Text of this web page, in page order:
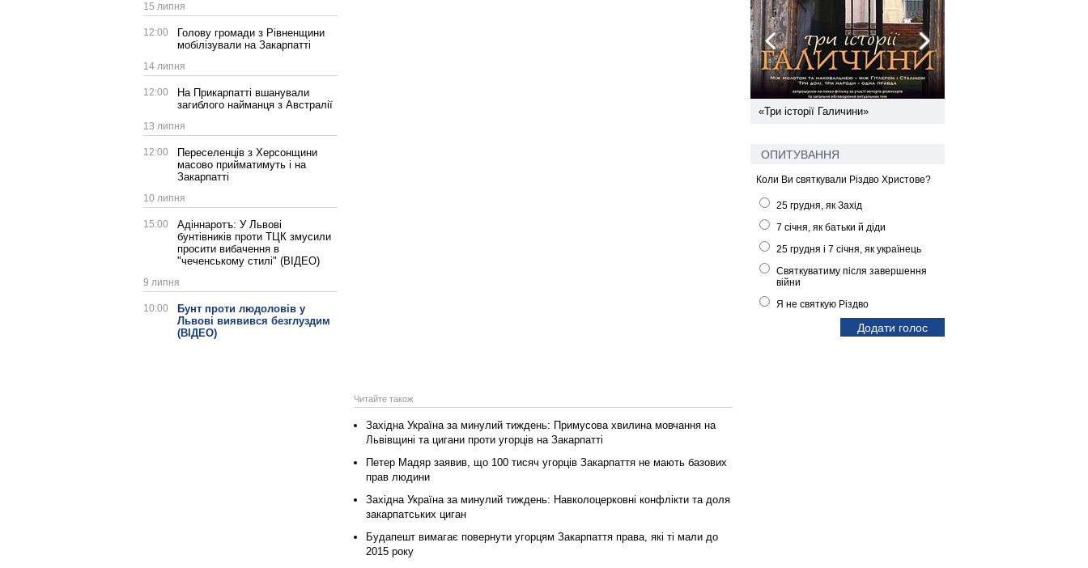
15 липня
12:00
Голову громади з Рівненщини
мобілізували на Закарпатті
14 липня
12:00
На Прикарпатті вшанували
загиблого найманця з Австралії
13 липня
12:00
Переселенців з Херсонщини
масово прийматимуть і на
Закарпатті
10 липня
15:00
Адіннаротъ: У Львові
бунтівників проти ТЦК змусили
просити вибачення в
"чеченському стилі" (ВІДЕО)
9 липня
10:00
Бунт проти людоловів у
Львові виявився безглуздим
(ВІДЕО)
Читайте також
Західна Україна за минулий тиждень: Примусова хвилина мовчання на
Львівщині та цигани проти угорців на Закарпатті
Петер Мадяр заявив, що 100 тисяч угорців Закарпаття не мають базових
прав людини
Західна Україна за минулий тиждень: Навколоцерковні конфлікти та доля
закарпатських циган
Будапешт вимагає повернути угорцям Закарпаття права, які ті мали до
2015 року
«Три історії Галичини»
ОПИТУВАННЯ
Коли Ви святкували Різдво Христове?
25 грудня, як Захід
7 січня, як батьки й діди
25 грудня і 7 січня, як українець
Святкуватиму після завершення
війни
Я не святкую Різдво